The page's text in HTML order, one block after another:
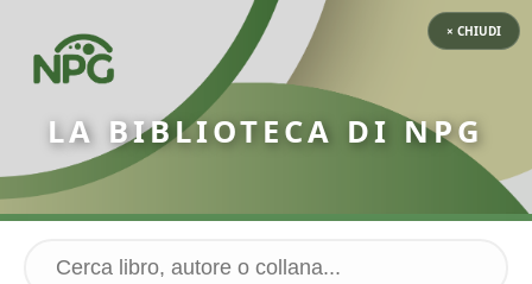
× CHIUDI
LA BIBLIOTECA DI NPG